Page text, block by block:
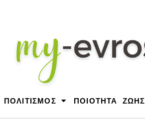
ΠΟΛΙΤΙΣΜΟΣ ΠΟΙΟΤΗΤΑ ΖΩΗΣ